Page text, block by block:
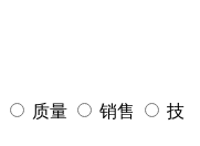
质量 销售
技